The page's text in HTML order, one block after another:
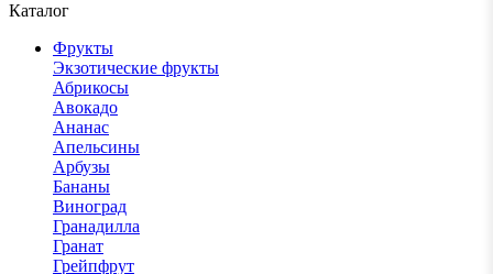
Каталог
Фрукты
Экзотические фрукты
Абрикосы
Авокадо
Ананас
Апельсины
Арбузы
Бананы
Виноград
Гранадилла
Гранат
Грейпфрут